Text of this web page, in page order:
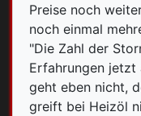
Preise noch
noch einmal
"Die Zahl der
Erfahrungen jetzt
geht eben nicht,
greift bei Heizöl